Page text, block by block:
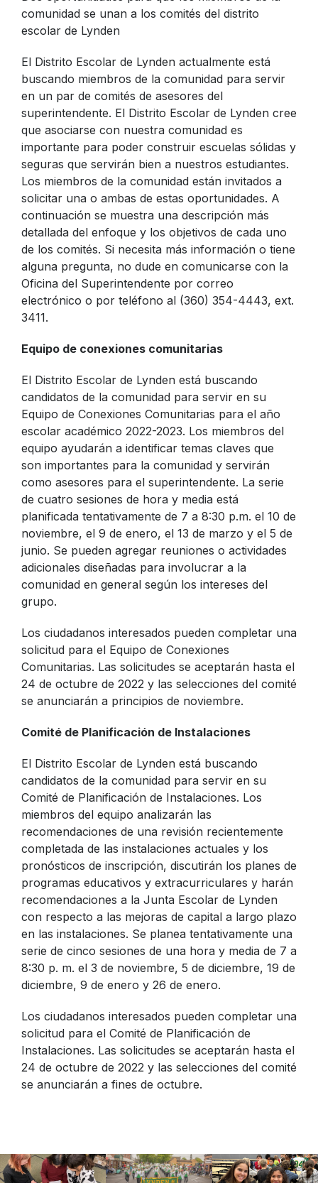
comunidad se unan a los comités del distrito
escolar de Lynden
El Distrito Escolar de Lynden actualmente está
buscando miembros de la comunidad para servir
en un par de comités de asesores del
superintendente. El Distrito Escolar de Lynden cree
que asociarse con nuestra comunidad es
importante para poder construir escuelas sólidas y
seguras que servirán bien a nuestros estudiantes.
Los miembros de la comunidad están invitados a
solicitar una o ambas de estas oportunidades. A
continuación se muestra una descripción más
detallada del enfoque y los objetivos de cada uno
de los comités. Si necesita más información o tiene
alguna pregunta, no dude en comunicarse con la
Oficina del Superintendente por correo
electrónico o por teléfono al (360) 354-4443, ext.
3411.
Equipo de conexiones comunitarias
El Distrito Escolar de Lynden está buscando
candidatos de la comunidad para servir en su
Equipo de Conexiones Comunitarias para el año
escolar académico 2022-2023. Los miembros del
equipo ayudarán a identificar temas claves que
son importantes para la comunidad y servirán
como asesores para el superintendente. La serie
de cuatro sesiones de hora y media está
planificada tentativamente de 7 a 8:30 p.m. el 10 de
noviembre, el 9 de enero, el 13 de marzo y el 5 de
junio. Se pueden agregar reuniones o actividades
adicionales diseñadas para involucrar a la
comunidad en general según los intereses del
grupo.
Los ciudadanos interesados pueden completar una
solicitud para el Equipo de Conexiones
Comunitarias. Las solicitudes se aceptarán hasta el
24 de octubre de 2022 y las selecciones del comité
se anunciarán a principios de noviembre.
Comité de Planificación de Instalaciones
El Distrito Escolar de Lynden está buscando
candidatos de la comunidad para servir en su
Comité de Planificación de Instalaciones. Los
miembros del equipo analizarán las
recomendaciones de una revisión recientemente
completada de las instalaciones actuales y los
pronósticos de inscripción, discutirán los planes de
programas educativos y extracurriculares y harán
recomendaciones a la Junta Escolar de Lynden
con respecto a las mejoras de capital a largo plazo
en las instalaciones. Se planea tentativamente una
serie de cinco sesiones de una hora y media de 7 a
8:30 p. m. el 3 de noviembre, 5 de diciembre, 19 de
diciembre, 9 de enero y 26 de enero.
Los ciudadanos interesados pueden completar una
solicitud para el Comité de Planificación de
Instalaciones. Las solicitudes se aceptarán hasta el
24 de octubre de 2022 y las selecciones del comité
se anunciarán a fines de octubre.